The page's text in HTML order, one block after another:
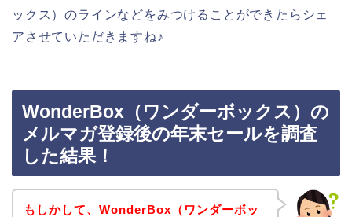
ックス）のラインなどをみつけることができたらシェ
アさせていただきますね♪
WonderBox（ワンダーボックス）の
メルマガ登録後の年末セールを調査
した結果！
もしかして、WonderBox（ワンダーボッ